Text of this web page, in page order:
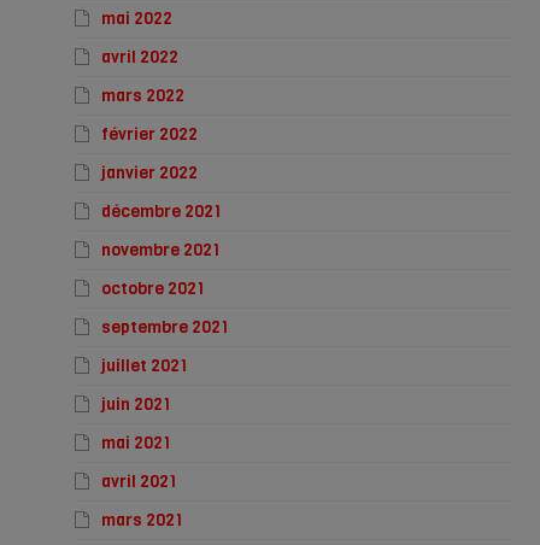
mai 2022
avril 2022
mars 2022
février 2022
janvier 2022
décembre 2021
novembre 2021
octobre 2021
septembre 2021
juillet 2021
juin 2021
mai 2021
avril 2021
mars 2021